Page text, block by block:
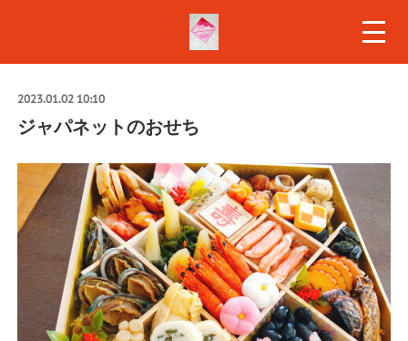
2023.01.02 10:10
ジャパネットのおせち